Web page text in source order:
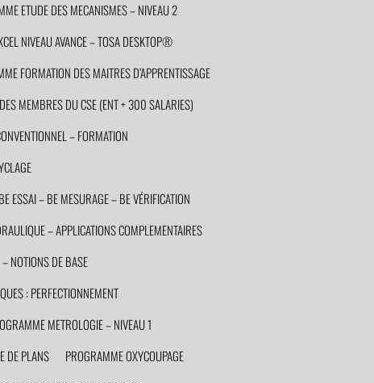
ETUDE DES MECANISMES – NIVEAU 2
NIVEAU AVANCE – TOSA DESKTOP®
FORMATION DES MAITRES D’APPRENTISSAGE
MEMBRES DU CSE (ENT + 300 SALARIES)
– FORMATION
ESSAI – BE MESURAGE – BE VÉRIFICATION
– APPLICATIONS COMPLEMENTAIRES
NOTIONS DE BASE
: PERFECTIONNEMENT
METROLOGIE – NIVEAU 1
DE PLANS
PROGRAMME OXYCOUPAGE